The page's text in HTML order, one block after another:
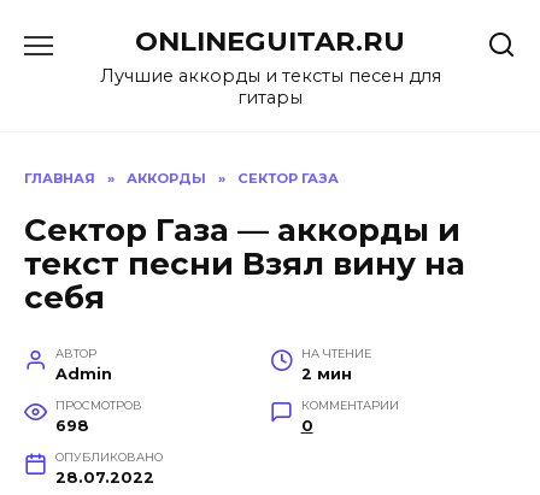
содержанию
ONLINEGUITAR.RU
Лучшие аккорды и тексты песен для
гитары
ГЛАВНАЯ » АККОРДЫ » СЕКТОР ГАЗА
Сектор Газа — аккорды и
текст песни Взял вину на
себя
АВТОР
Admin
НА ЧТЕНИЕ
2 мин
ПРОСМОТРОВ
698
КОММЕНТАРИИ
0
ОПУБЛИКОВАНО
28.07.2022